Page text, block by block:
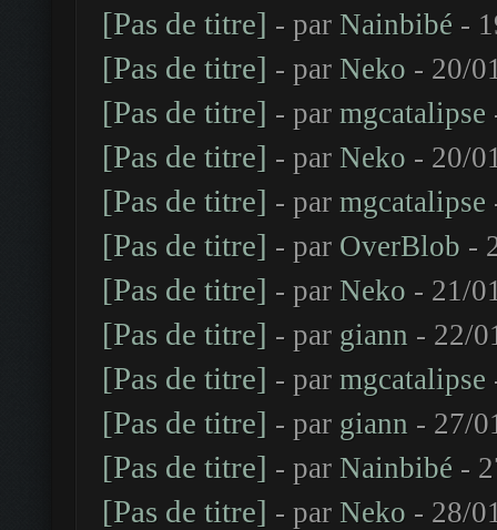
[Pas de titre] - par Nainbibé -
[Pas de titre] - par Neko - 20/
[Pas de titre] - par mgcatalipse
[Pas de titre] - par Neko - 20/
[Pas de titre] - par mgcatalipse
[Pas de titre] - par OverBlob -
[Pas de titre] - par Neko - 21/
[Pas de titre] - par giann - 22/
[Pas de titre] - par mgcatalipse
[Pas de titre] - par giann - 27/
[Pas de titre] - par Nainbibé -
[Pas de titre] - par Neko - 28/